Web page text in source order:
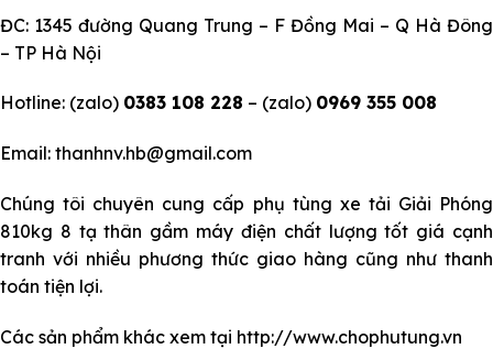
ĐC: 1345 đường Quang Trung – F Đồng Mai – Q Hà Đông
– TP Hà Nội
Hotline: (zalo) 0383 108 228 – (zalo) 0969 355 008
Email: thanhnv.hb@gmail.com
Chúng tôi chuyên cung cấp phụ tùng xe tải Giải Phóng
810kg 8 tạ thân gầm máy điện chất lượng tốt giá cạnh
tranh với nhiều phương thức giao hàng cũng như thanh
toán tiện lợi.
Các sản phẩm khác xem tại http://www.chophutung.vn